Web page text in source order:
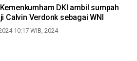
DKI ambil sumpah
Calvin Verdonk sebagai WNI
10:17 WIB, 2024